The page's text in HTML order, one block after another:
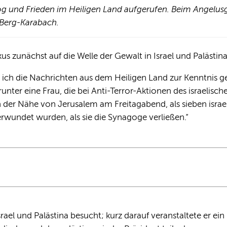
und Frieden im Heiligen Land aufgerufen. Beim
Karabach.
zunächst auf die Welle der Gewalt in Israel und
die Nachrichten aus dem Heiligen Land zur Kenntnis
eine Frau, die bei Anti-Terror-Aktionen des
Nähe von Jerusalem am Freitagabend, als sieben
wurden, als sie die Synagoge verließen.“
und Palästina besucht; kurz darauf veranstaltete er